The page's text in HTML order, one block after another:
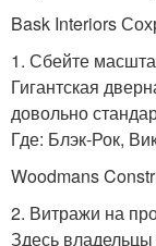
Bask Interiors
1. Сбейте
Гигантская
довольно
Где: Блэк-Рок,
Woodmans
2. Витражи на
Здесь